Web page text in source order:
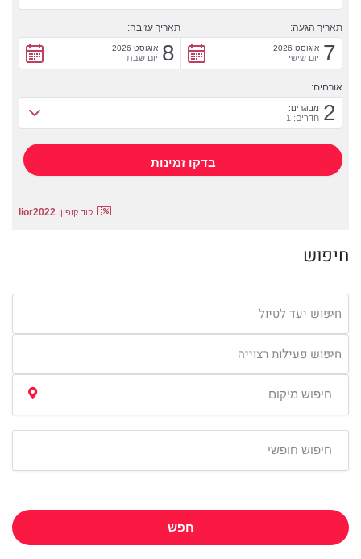
תאריך הגעה:
7 אוגוסט 2026
יום שישי
תאריך עזיבה:
8 אוגוסט 2026
יום שבת
אורחים:
2 מבוגרים:
חדרים: 1
קוד קופון: lior2022
חיפוש
חיפוש יעד לטיול
חיפוש פעילות רצוייה
חפש